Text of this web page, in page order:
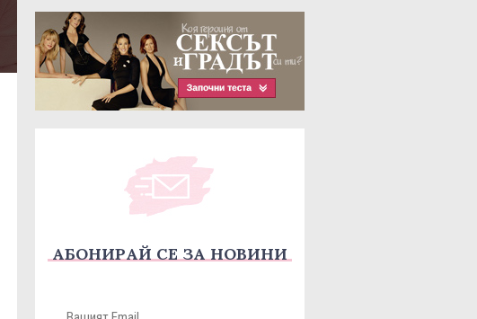
АБОНИРАЙ СЕ ЗА НОВИНИ